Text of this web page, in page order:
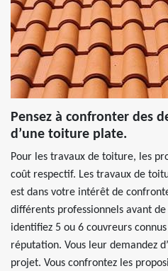
Pensez à confronter des
d’une toiture plate.
Pour les travaux de toiture, les
coût respectif. Les travaux de
est dans votre intérêt de
différents professionnels avant de
identifiez 5 ou 6 couvreurs
réputation. Vous leur demandez
projet. Vous confrontez les